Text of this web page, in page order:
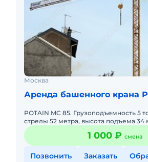
Москва
Аренда башенного крана
POTAIN MC 85. Грузоподъемность 5
стрелы 52 метра, высота подъема 34
1 000 ₽ смена
Позвонить Заказать